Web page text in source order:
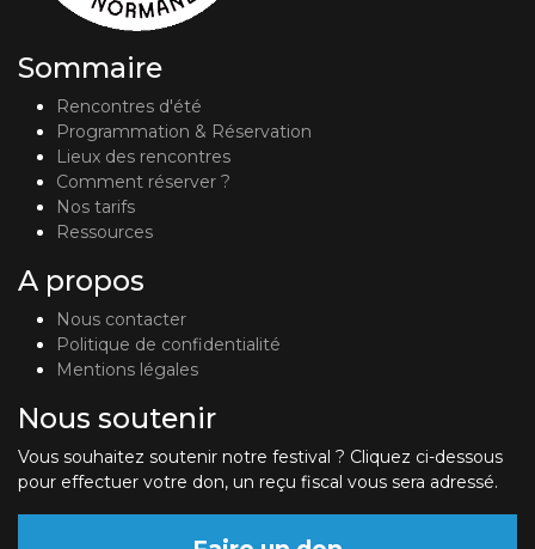
Sommaire
Rencontres d'été
Programmation & Réservation
Lieux des rencontres
Comment réserver ?
Nos tarifs
Ressources
A propos
Nous contacter
Politique de confidentialité
Mentions légales
Nous soutenir
Vous souhaitez soutenir notre festival ? Cliquez ci-dessous
pour effectuer votre don, un reçu fiscal vous sera adressé.